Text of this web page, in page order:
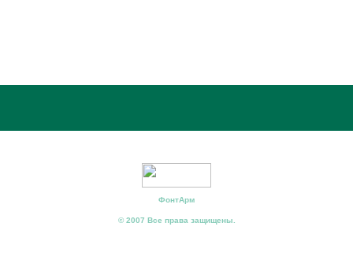
ФонтАрм
© 2007 Все права защищены.